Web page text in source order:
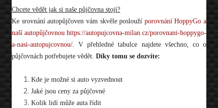
Chcete vědět jak si naše půjčovna stojí?
Ke srovnání autopůjčoven vám skvěle poslouží porovnání HoppyGo a
naší autopůjčovnou https://autopujcovna-milan.cz/porovnani-hoppygo-
a-nasi-autopujcovnou/ . V přehledné tabulce najdete všechno, co o
půjčovnách potřebujete vědět. Díky tomu se dozvíte:
Kde je možné si auto vyzvednout
Jaké jsou ceny za půjčovné
Kolik lidí může auta řídit